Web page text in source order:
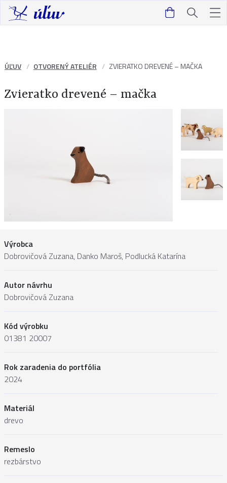
ÚĽUV OTVORENÝ ATELIÉR ZVIERATKO DREVENÉ – MAČKA
Zvieratko drevené – mačka
Výrobca
Dobrovičová Zuzana, Danko Maroš, Podlucká Katarína
Autor návrhu
Dobrovičová Zuzana
Kód výrobku
01381 20007
Rok zaradenia do portfólia
2024
Materiál
drevo
Remeslo
rezbárstvo